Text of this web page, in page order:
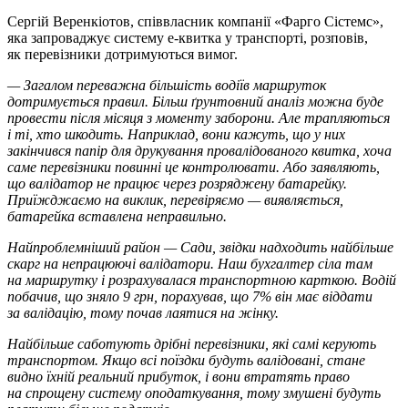
Сергій Веренкіотов, співвласник компанії «Фарго Сістемс»,
яка запроваджує систему е-квитка у транспорті, розповів,
як перевізники дотримуються вимог.
— Загалом переважна більшість водіїв маршруток
дотримується правил. Більш ґрунтовний аналіз можна буде
провести після місяця з моменту заборони. Але трапляються
і ті, хто шкодить. Наприклад, вони кажуть, що у них
закінчився папір для друкування провалідованого квитка, хоча
саме перевізники повинні це контролювати. Або заявляють,
що валідатор не працює через розряджену батарейку.
Приїжджаємо на виклик, перевіряємо — виявляється,
батарейка вставлена неправильно.
Найпроблемніший район — Сади, звідки надходить найбільше
скарг на непрацюючі валідатори. Наш бухгалтер сіла там
на маршрутку і розрахувалася транспортною карткою. Водій
побачив, що зняло 9 грн, порахував, що 7% він має віддати
за валідацію, тому почав лаятися на жінку.
Найбільше саботують дрібні перевізники, які самі керують
транспортом. Якщо всі поїздки будуть валідовані, стане
видно їхній реальний прибуток, і вони втратять право
на спрощену систему оподаткування, тому змушені будуть